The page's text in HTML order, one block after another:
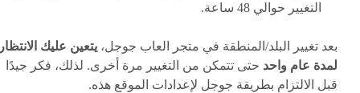
التغيير حوالي 48 ساعة.
بعد تغيير البلد/المنطقة في متجر العاب جوجل، يتعين عليك
لمدة عام واحد حتى تتمكن من التغيير مرة أخرى. لذلك، فكر جيدًا
قبل الالتزام بطريقة جوجل لإعدادات الموقع هذه.